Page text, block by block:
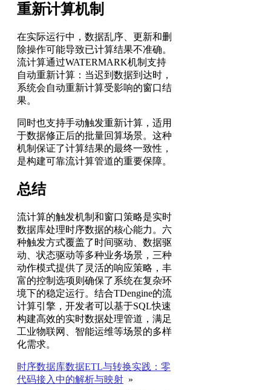
重新计算机制
在实际运行中，数据乱序、更新和删
除操作可能导致已计算结果不准确。
流计算通过WATERMARK机制支持
自动重新计算：当迟到数据到达时，
系统会自动重新计算受影响的窗口结
果。
同时也支持手动触发重新计算，适用
于数据修正后的批量回算场景。这种
机制保证了计算结果的最终一致性，
是构建可靠流计算管道的重要保障。
总结
流计算的触发机制和窗口策略是实时
数据库处理时序数据的核心能力。六
种触发方式覆盖了时间驱动、数据驱
动、状态驱动等多种业务场景，三种
动作模式提供了灵活的响应策略，丰
富的控制选项则确保了系统在复杂环
境下的稳定运行。结合TDengine的流
计算引擎，开发者可以基于SQL快速
构建高效的实时数据处理管道，满足
工业物联网、智能运维等场景的多样
化需求。
时序数据库数据ETL与转换实践：零
代码接入中的解析与映射 »